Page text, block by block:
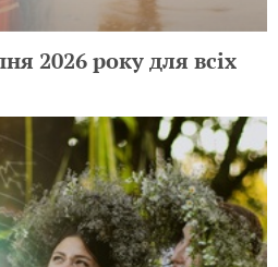
2026 року для всіх